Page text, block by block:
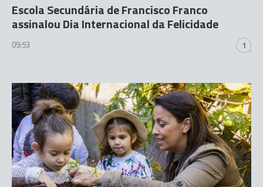
Escola Secundária de Francisco Franco
assinalou Dia Internacional da Felicidade
09:53 1